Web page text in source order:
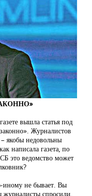
вышла статья под
Журналистов
якобы недовольны
написала газета, по
это ведомство может
не бывает. Вы
журналисты спросили,